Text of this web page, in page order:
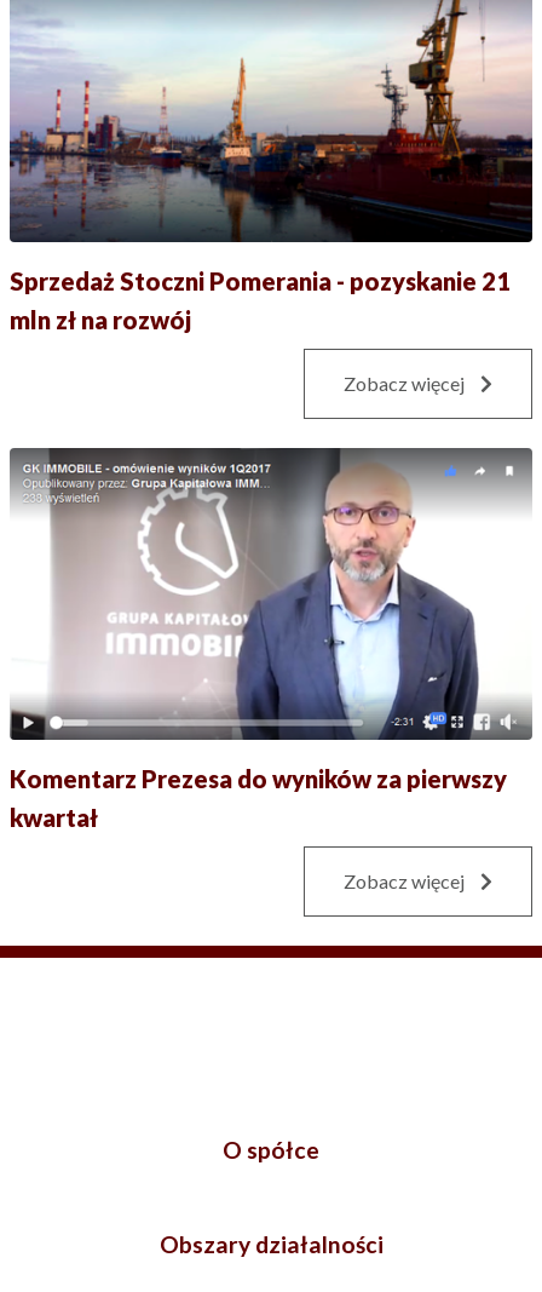
Sprzedaż Stoczni Pomerania - pozyskanie 21
mln zł na rozwój
Zobacz więcej
Komentarz Prezesa do wyników za pierwszy
kwartał
Zobacz więcej
O spółce
Obszary działalności